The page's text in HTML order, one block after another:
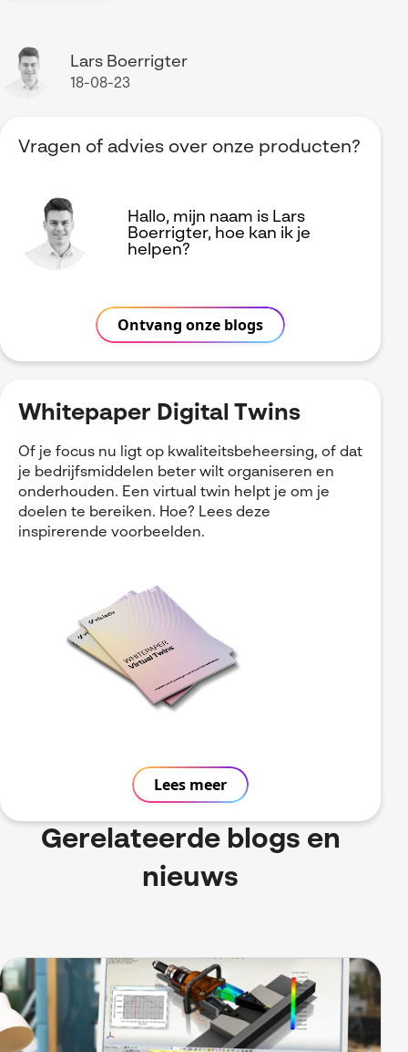
Lars Boerrigter
18-08-23
Vragen of advies over onze producten?
Hallo, mijn naam is Lars
Boerrigter, hoe kan ik je
helpen?
Ontvang onze blogs
Whitepaper Digital Twins
Of je focus nu ligt op kwaliteitsbeheersing, of dat
je bedrijfsmiddelen beter wilt organiseren en
onderhouden. Een virtual twin helpt je om je
doelen te bereiken. Hoe? Lees deze
inspirerende voorbeelden.
Lees meer
Gerelateerde blogs en
nieuws